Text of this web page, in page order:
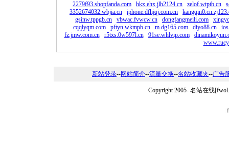
2279f93.shopfanda.com hkx.ehx.jlh2124.cn zelof.wtptb.cn
3352674032.wbjia.cn
iphone.dfhjqj.com.cn
gsinw.tppgb.cn
vbwac.fvwcw.cn dongfangmeili.com
cqqlyqm.com
pftyn.wkmpb.cn m.dg165.com diyo88.cn
fz.jmw.com.cn
r5txs.0w597l.cn 91se.whlvip.com
新站登录--网站简介--流量交换--名站收藏夹--广告
Copyright 2005- 名站在线